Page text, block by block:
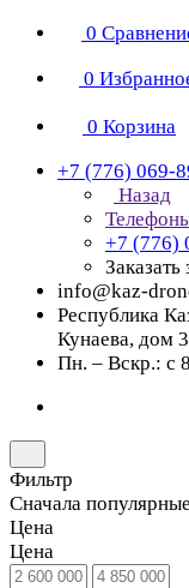
0
0
0 Корзина
+7 (776) 069-
Назад
+7 (776)
Заказать
info@kaz-
Республика
Кунаева, дом
Пн. – Вскр.: с
Фильтр
Сначала популярные
Цена
Цена